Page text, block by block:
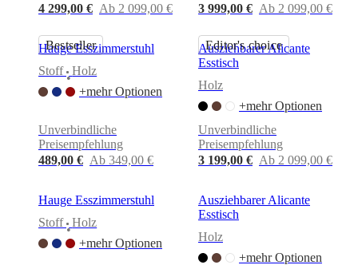
4 299,00 € Ab 2 099,00 €
3 999,00 € Ab 2 099,00 €
Bestseller
Hauge Esszimmerstuhl
Stoff
•
Holz
+mehr Optionen
Unverbindliche
Preisempfehlung
489,00 € Ab 349,00 €
Editor's choice
Ausziehbarer Alicante
Esstisch
Holz
+mehr Optionen
Unverbindliche
Preisempfehlung
3 199,00 € Ab 2 099,00 €
Hauge Esszimmerstuhl
Stoff
•
Holz
+mehr Optionen
Ausziehbarer Alicante
Esstisch
Holz
+mehr Optionen